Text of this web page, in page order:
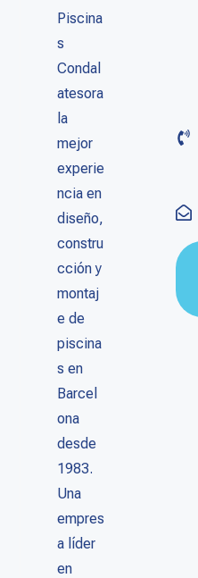
Piscina
s
Condal
atesora
la
mejor
experie
ncia en
diseño,
constru
cción y
montaj
e de
piscina
s en
Barcel
ona
desde
1983.
Una
empres
a líder
en